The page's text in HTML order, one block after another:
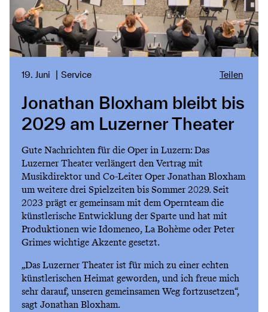
19. Juni Service Teilen
Jonathan Bloxham bleibt bis
2029 am Luzerner Theater
Gute Nachrichten für die Oper in Luzern: Das
Luzerner Theater verlängert den Vertrag mit
Musikdirektor und Co-Leiter Oper Jonathan Bloxham
um weitere drei Spielzeiten bis Sommer 2029. Seit
2023 prägt er gemeinsam mit dem Opernteam die
künstlerische Entwicklung der Sparte und hat mit
Produktionen wie Idomeneo, La Bohème oder Peter
Grimes wichtige Akzente gesetzt.
„Das Luzerner Theater ist für mich zu einer echten
künstlerischen Heimat geworden, und ich freue mich
sehr darauf, unseren gemeinsamen Weg fortzusetzen“,
sagt Jonathan Bloxham.